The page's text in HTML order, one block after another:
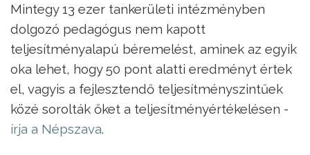
Mintegy 13 ezer tankerületi intézményben
dolgozó pedagógus nem kapott
teljesítményalapú béremelést, aminek az egyik
oka lehet, hogy 50 pont alatti eredményt értek
el, vagyis a fejlesztendő teljesítményszintűek
közé sorolták őket a teljesítményértékelésen -
írja a Népszava.